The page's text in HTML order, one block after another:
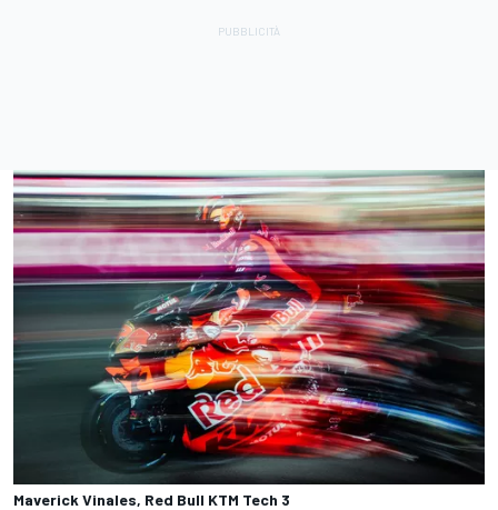
Maverick Vinales, Red Bull KTM Tech 3